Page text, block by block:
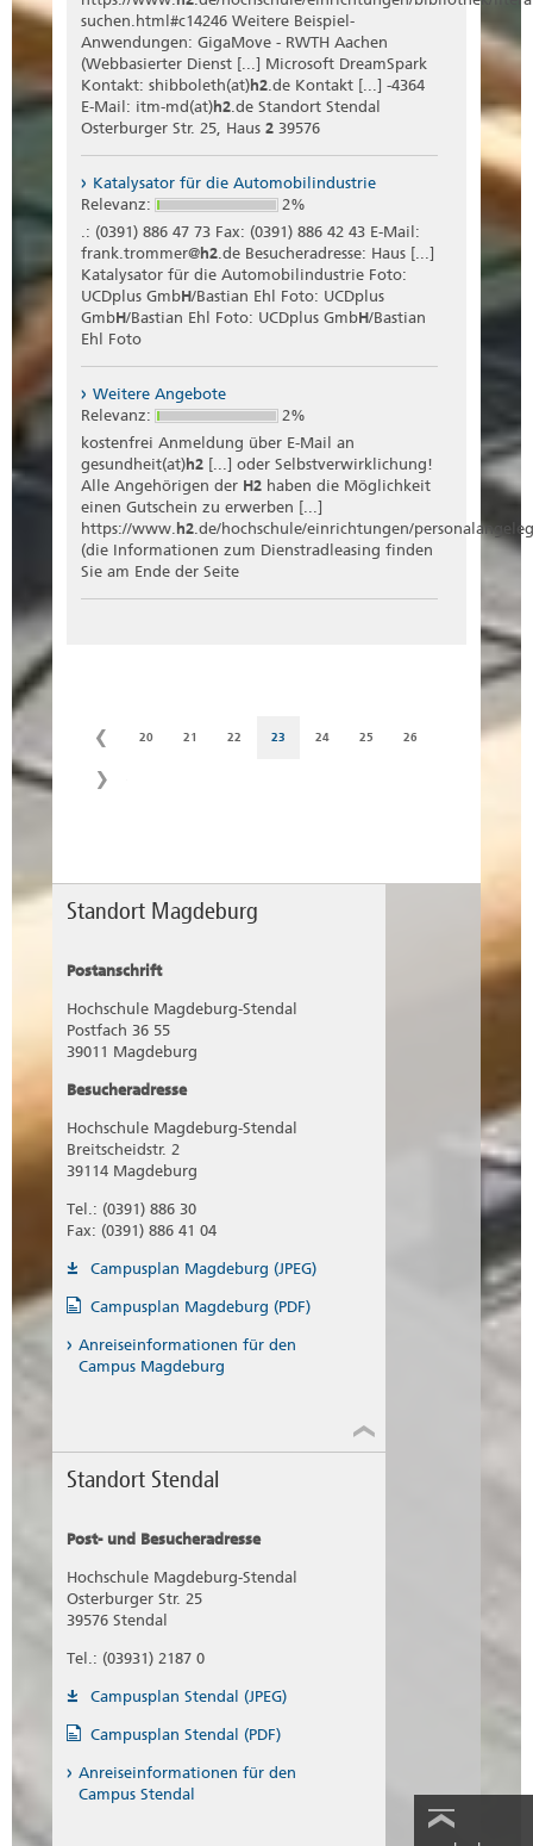
suchen.html#c14246 Weitere Beispiel-
Anwendungen: GigaMove - RWTH Aachen
(Webbasierter Dienst [...] Microsoft DreamSpark
Kontakt: shibboleth(at)h2.de Kontakt [...] -4364
E-Mail: itm-md(at)h2.de Standort Stendal
Osterburger Str. 25, Haus 2 39576
Katalysator für die Automobilindustrie
Relevanz:
2%
.: (0391) 886 47 73 Fax: (0391) 886 42 43 E-Mail:
frank.trommer@h2.de Besucheradresse: Haus [...]
Katalysator für die Automobilindustrie Foto:
UCDplus GmbH/Bastian Ehl Foto: UCDplus
GmbH/Bastian Ehl Foto: UCDplus GmbH/Bastian
Ehl Foto
Weitere Angebote
Relevanz:
2%
kostenfrei Anmeldung über E-Mail an
gesundheit(at)h2 [...] oder Selbstverwirklichung!
Alle Angehörigen der H2 haben die Möglichkeit
einen Gutschein zu erwerben [...]
https://www. h2.de/hochschule/einrichtungen/
(die Informationen zum Dienstradleasing finden
Sie am Ende der Seite
20 21 22 23 24 25 26
Standort Magdeburg
Postanschrift
Hochschule Magdeburg-Stendal
Postfach 36 55
39011 Magdeburg
Besucheradresse
Hochschule Magdeburg-Stendal
Breitscheidstr. 2
39114 Magdeburg
Tel.: (0391) 886 30
Fax: (0391) 886 41 04
Campusplan Magdeburg (JPEG)
Campusplan Magdeburg (PDF)
Anreiseinformationen für den
Campus Magdeburg
Standort Stendal
Post- und Besucheradresse
Hochschule Magdeburg-Stendal
Osterburger Str. 25
39576 Stendal
Tel.: (03931) 2187 0
Campusplan Stendal (JPEG)
Campusplan Stendal (PDF)
Anreiseinformationen für den
Campus Stendal